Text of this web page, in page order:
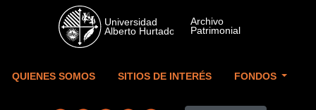
Skip to main content
QUIENES SOMOS SITIOS DE INTERÉS FONDOS